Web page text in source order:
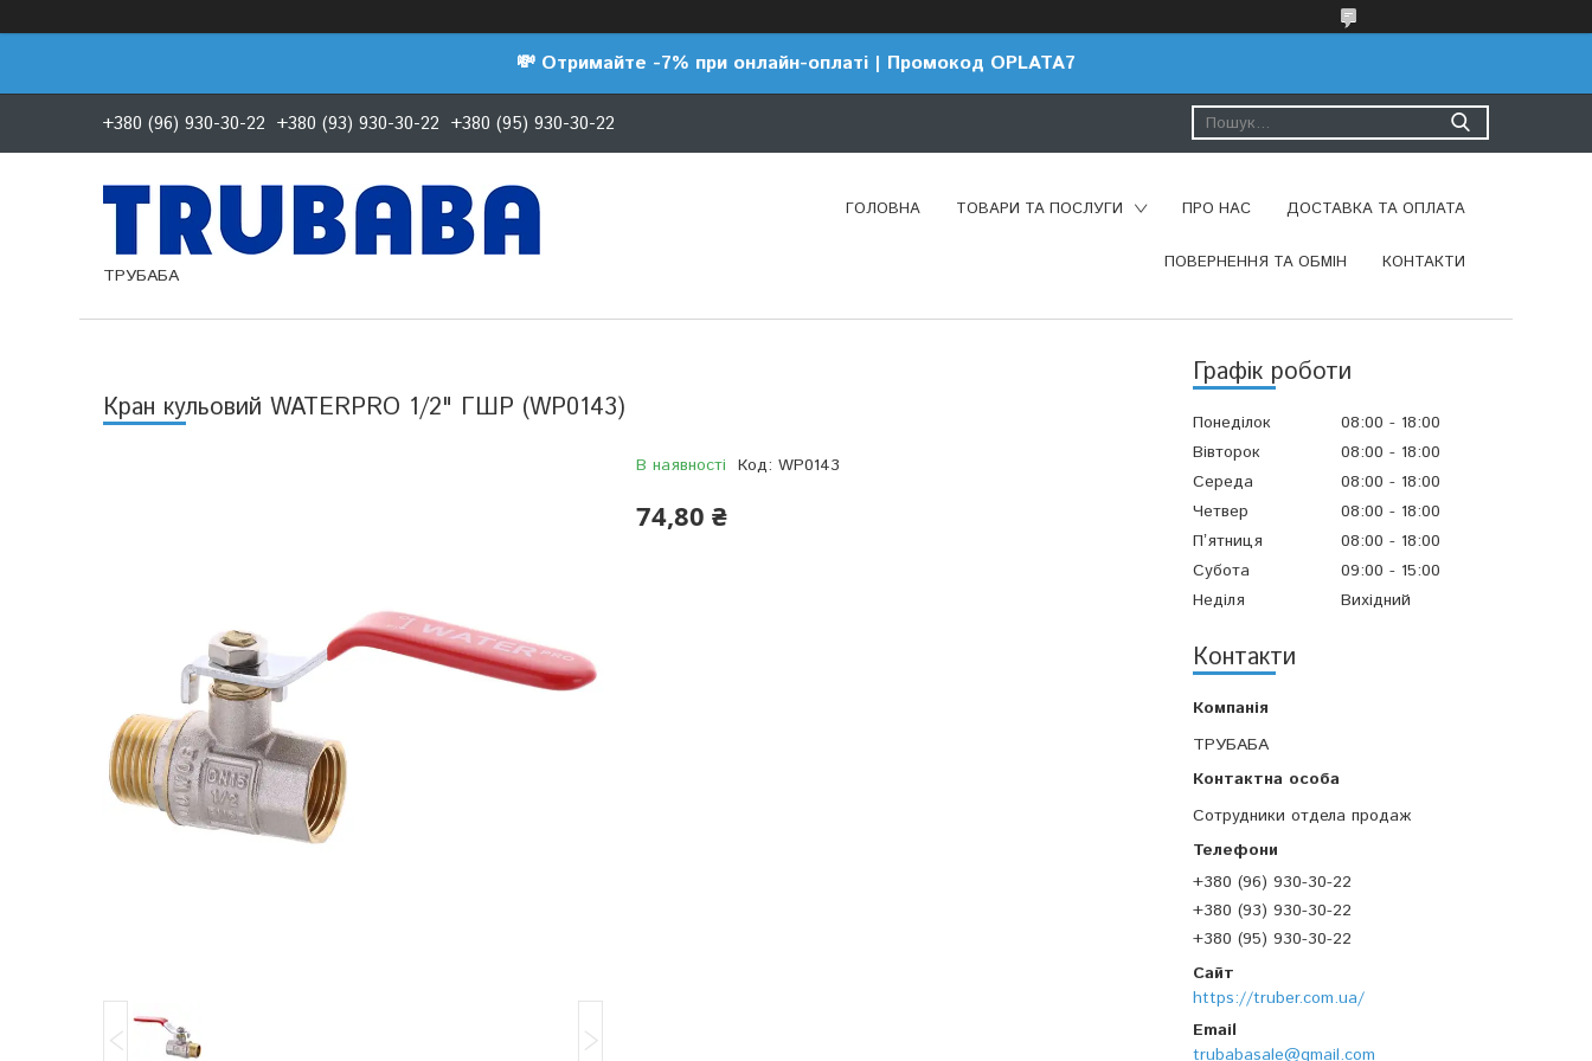
💸 Отримайте -7% при онлайн-оплаті | Промокод OPLATA7
+380 (96) 930-30-22 +380 (93) 930-30-22 +380 (95) 930-30-22
ТРУБАБА
ГОЛОВНА ТОВАРИ ТА ПОСЛУГИ ПРО НАС ДОСТАВКА ТА ОПЛАТА
ПОВЕРНЕННЯ ТА ОБМІН КОНТАКТИ
Графік роботи
Понеділок 08:00
18:00
Вівторок
08:00
18:00
Середа
08:00
18:00
Четвер
08:00
18:00
Пʼятниця
08:00
18:00
Субота
09:00
15:00
Неділя
Вихідний
Контакти
ТРУБАБА
Сотрудники отдела продаж
+380 (96) 930-30-22
+380 (93) 930-30-22
+380 (95) 930-30-22
https://truber.com.ua/
trubabasale@gmail.com
Кран кульовий WATERPRO 1/2" ГШР (WP0143)
В наявності Код: WP0143
74,80 ₴